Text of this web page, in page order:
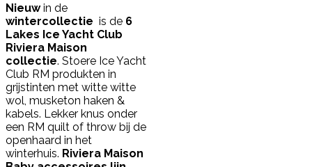
Nieuwin de
wintercollectie is de 6
Lakes Ice Yacht Club
Riviera Maison
collectie. Stoere Ice Yacht
Club RM produkten in
grijstinten met witte witte
wol, musketon haken &
kabels. Lekker knus onder
een RM quilt of throw bij de
openhaard in het
winterhuis. Riviera Maison